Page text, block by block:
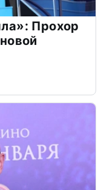
Прохор